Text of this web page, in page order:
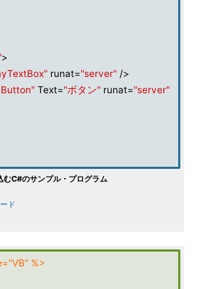
>
runat="server" />
Text="ボタン" runat="server"
むC#のサンプル・プログラム
ド
%>